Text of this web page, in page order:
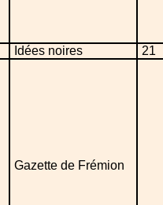
Idées noires 21
Gazette de Frémion